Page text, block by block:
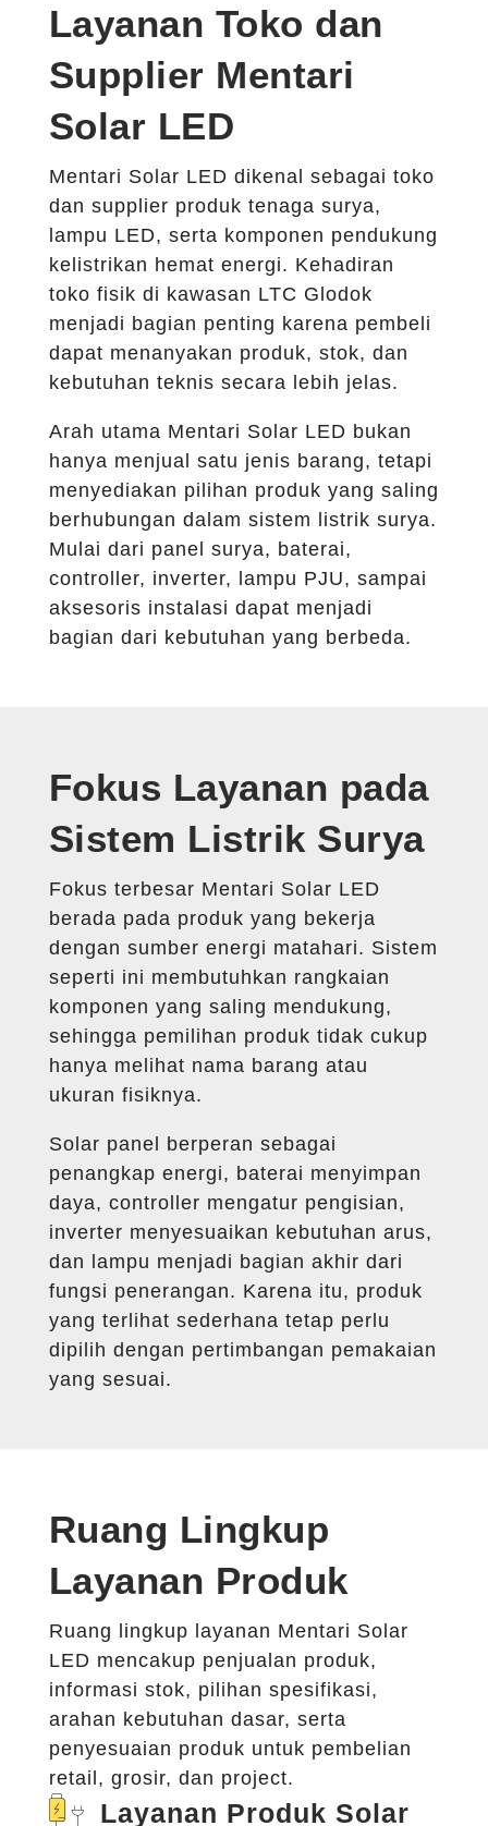
Layanan Toko dan
Supplier Mentari
Solar LED
Mentari Solar LED dikenal sebagai toko
dan supplier produk tenaga surya,
lampu LED, serta komponen pendukung
kelistrikan hemat energi. Kehadiran
toko fisik di kawasan LTC Glodok
menjadi bagian penting karena pembeli
dapat menanyakan produk, stok, dan
kebutuhan teknis secara lebih jelas.
Arah utama Mentari Solar LED bukan
hanya menjual satu jenis barang, tetapi
menyediakan pilihan produk yang saling
berhubungan dalam sistem listrik surya.
Mulai dari panel surya, baterai,
controller, inverter, lampu PJU, sampai
aksesoris instalasi dapat menjadi
bagian dari kebutuhan yang berbeda.
Fokus Layanan pada
Sistem Listrik Surya
Fokus terbesar Mentari Solar LED
berada pada produk yang bekerja
dengan sumber energi matahari. Sistem
seperti ini membutuhkan rangkaian
komponen yang saling mendukung,
sehingga pemilihan produk tidak cukup
hanya melihat nama barang atau
ukuran fisiknya.
Solar panel berperan sebagai
penangkap energi, baterai menyimpan
daya, controller mengatur pengisian,
inverter menyesuaikan kebutuhan arus,
dan lampu menjadi bagian akhir dari
fungsi penerangan. Karena itu, produk
yang terlihat sederhana tetap perlu
dipilih dengan pertimbangan pemakaian
yang sesuai.
Ruang Lingkup
Layanan Produk
Ruang lingkup layanan Mentari Solar
LED mencakup penjualan produk,
informasi stok, pilihan spesifikasi,
arahan kebutuhan dasar, serta
penyesuaian produk untuk pembelian
retail, grosir, dan project.
Layanan Produk Solar